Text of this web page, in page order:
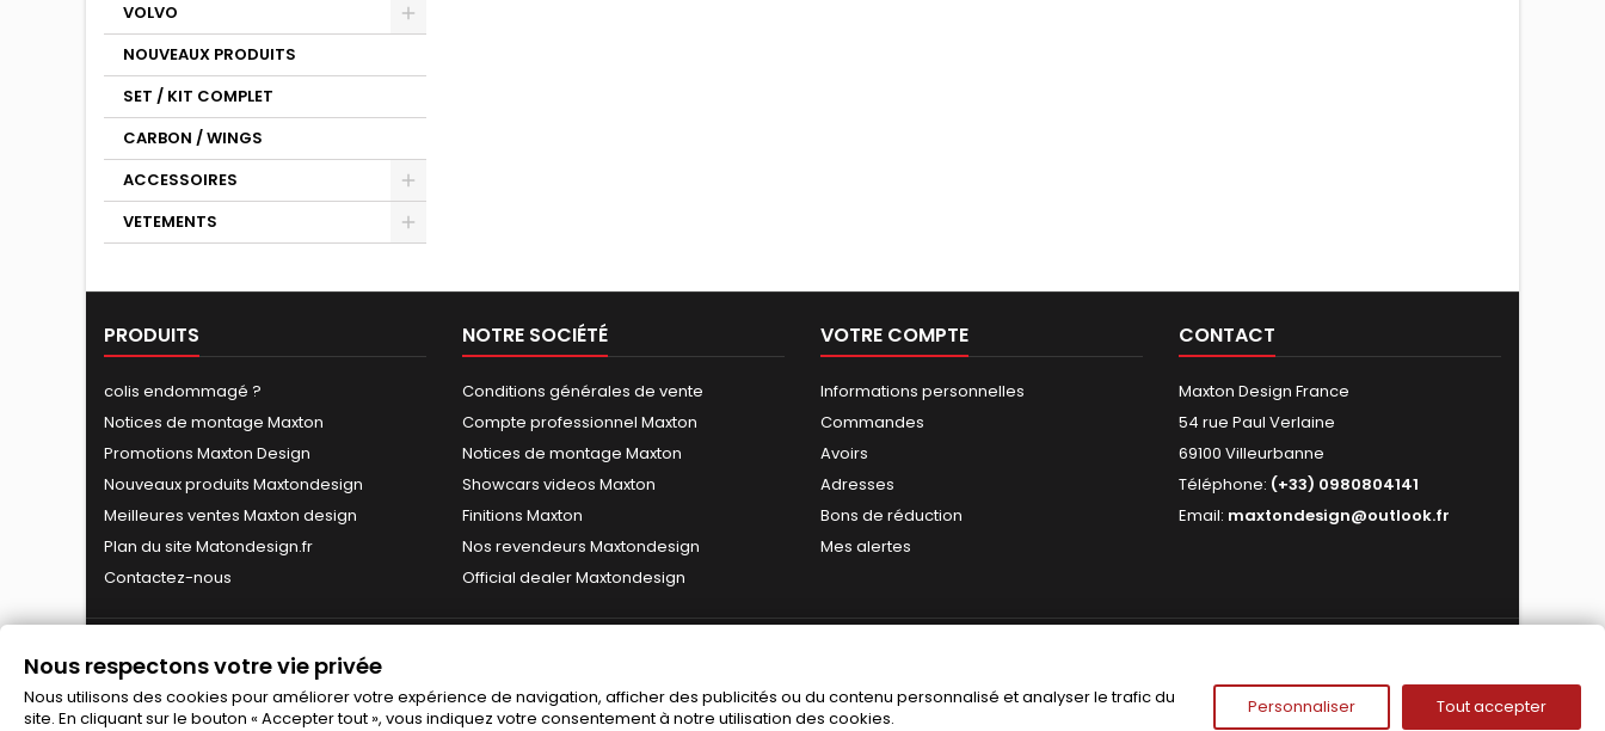
VOLVO
NOUVEAUX PRODUITS
SET / KIT COMPLET
CARBON / WINGS
ACCESSOIRES
VETEMENTS
PRODUITS
colis endommagé ?
Notices de montage Maxton
Promotions Maxton Design
Nouveaux produits Maxtondesign
Meilleures ventes Maxton design
Plan du site Matondesign.fr
Contactez-nous
NOTRE SOCIÉTÉ
Conditions générales de vente
Compte professionnel Maxton
Notices de montage Maxton
Showcars videos Maxton
Finitions Maxton
Nos revendeurs Maxtondesign
Official dealer Maxtondesign
VOTRE COMPTE
Informations personnelles
Commandes
Avoirs
Adresses
Bons de réduction
Mes alertes
CONTACT
Maxton Design France
54 rue Paul Verlaine
69100 Villeurbanne
Téléphone: (+33) 0980804141
Email: maxtondesign@outlook.fr
Nous respectons votre vie privée
Nous utilisons des cookies pour améliorer votre expérience de navigation, afficher des publicités ou du contenu personnalisé et analyser le trafic du
site. En cliquant sur le bouton « Accepter tout », vous indiquez votre consentement à notre utilisation des cookies.
Personnaliser Tout accepter